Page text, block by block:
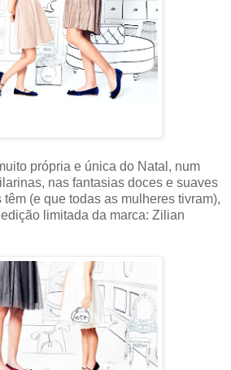
própria e única do Natal, num
nas fantasias doces e suaves
(e que todas as mulheres tivram),
limitada da marca: Zilian